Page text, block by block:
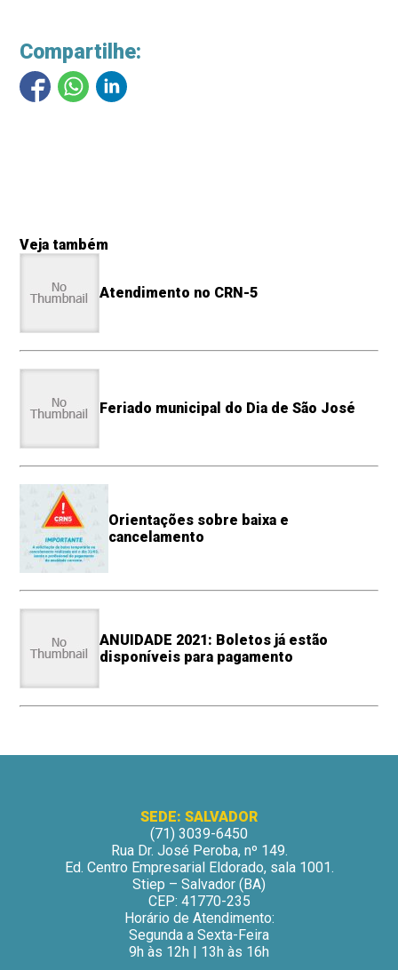
Compartilhe:
Veja também
Atendimento no CRN-5
Feriado municipal do Dia de São José
Orientações sobre baixa e
cancelamento
ANUIDADE 2021: Boletos já estão
disponíveis para pagamento
SEDE: SALVADOR
(71) 3039-6450
Rua Dr. José Peroba, nº 149.
Ed. Centro Empresarial Eldorado, sala 1001.
Stiep – Salvador (BA)
CEP: 41770-235
Horário de Atendimento:
Segunda a Sexta-Feira
9h às 12h | 13h às 16h